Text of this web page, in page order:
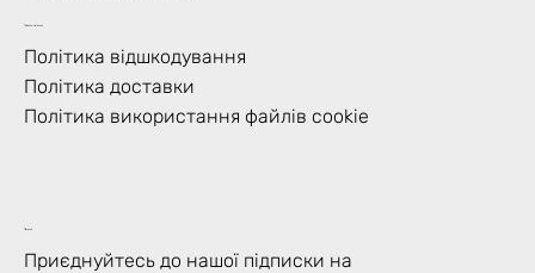
Правила магазину
Політика відшкодування
Політика доставки
Політика використання файлів cookie
Підписка
Приєднуйтесь до нашої підписки на